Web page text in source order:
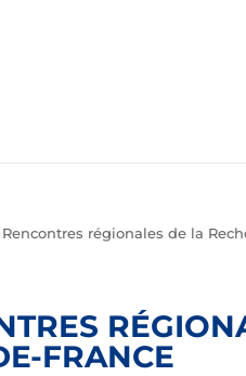
Rencontres régionales de la
FRANCE